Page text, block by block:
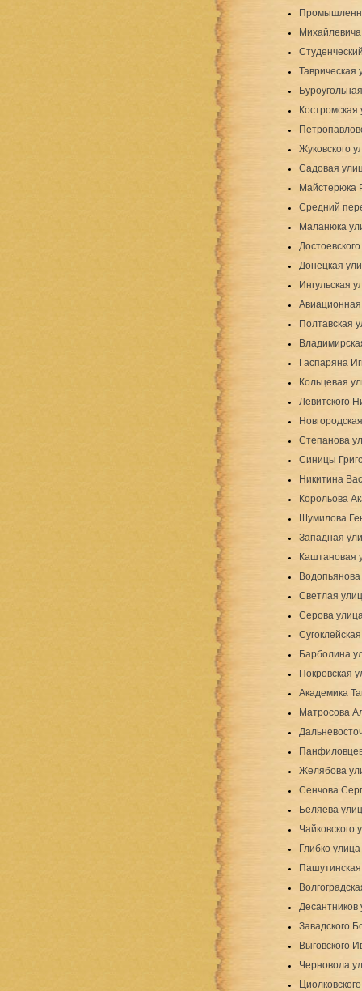
Таврическая
Костромская
Жуковского
Садовая
Майстерюка
Средний
Маланюка
Донецкая
Ингульская
Полтавская
Гаспаряна
Кольцевая
Левитского
Степанова
Синицы
Никитина
Корольова
Шумилова
Западная
Каштановая
Светлая
Серова
Барболина
Покровская
Академика
Матросова
Желябова
Сенчова
Беляева
Чайковского
Глибко улица
Десантников
Завадского
Выговского
Черновола